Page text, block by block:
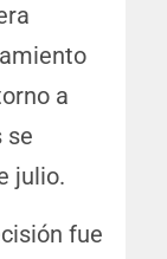
a
se
julio.
fue